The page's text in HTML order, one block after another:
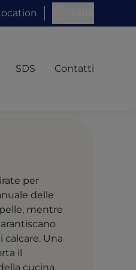
SDS Contatti
per
delle
mentre
Una
il
cucina.